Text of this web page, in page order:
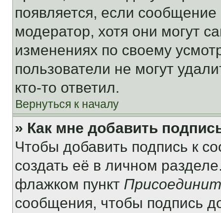
появляется, если
модератор, хотя они могут
изменениях по своему
пользователи не могут
кто-то ответил.
Вернуться к началу
» Как мне добавить
Чтобы добавить подпись к
создать её в личном
флажком пункт
сообщения, чтобы подпись